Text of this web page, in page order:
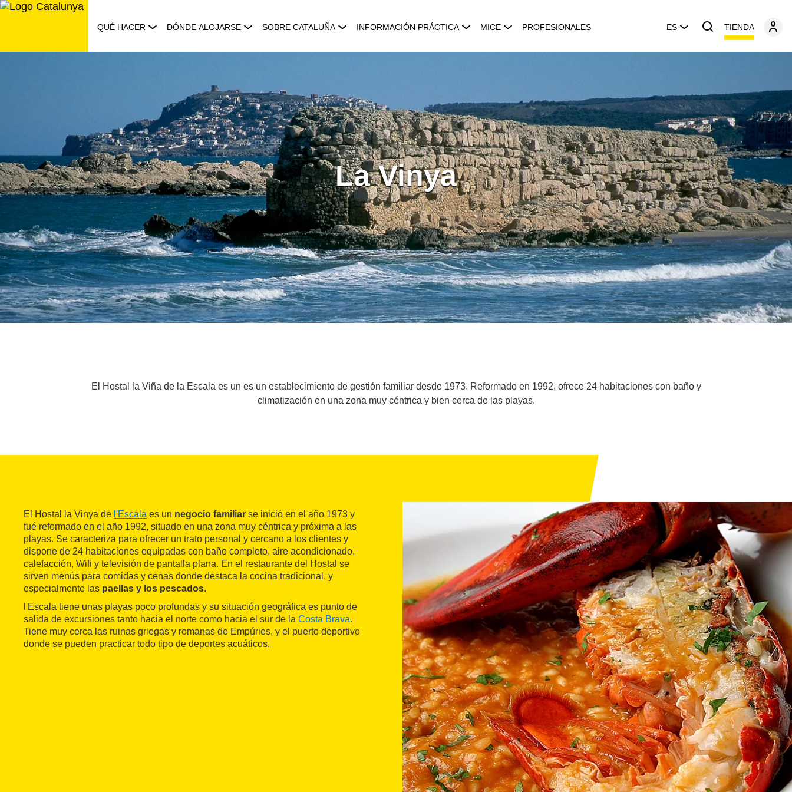
Saltar
QUÉ HACER DÓNDE ALOJARSE SOBRE CATALUÑA INFORMACIÓN PRÁCTICA MICE PROFESIONALES ES TIENDA
La Vinya
El Hostal la Viña de la Escala es un es un establecimiento de gestión familiar desde 1973. Reformado en 1992, ofrece 24 habitaciones con baño y
climatización en una zona muy céntrica y bien cerca de las playas.
El Hostal la Vinya de l'Escala es un negocio familiar se inició en el año 1973 y
fué reformado en el año 1992, situado en una zona muy céntrica y próxima a las
playas. Se caracteriza para ofrecer un trato personal y cercano a los clientes y
dispone de 24 habitaciones equipadas con baño completo, aire acondicionado,
calefacción, Wifi y televisión de pantalla plana. En el restaurante del Hostal se
sirven menús para comidas y cenas donde destaca la cocina tradicional, y
especialmente las paellas y los pescados.
l'Escala tiene unas playas poco profundas y su situación geográfica es punto de
salida de excursiones tanto hacia el norte como hacia el sur de la Costa Brava.
Tiene muy cerca las ruinas griegas y romanas de Empúries, y el puerto deportivo
donde se pueden practicar todo tipo de deportes acuáticos.